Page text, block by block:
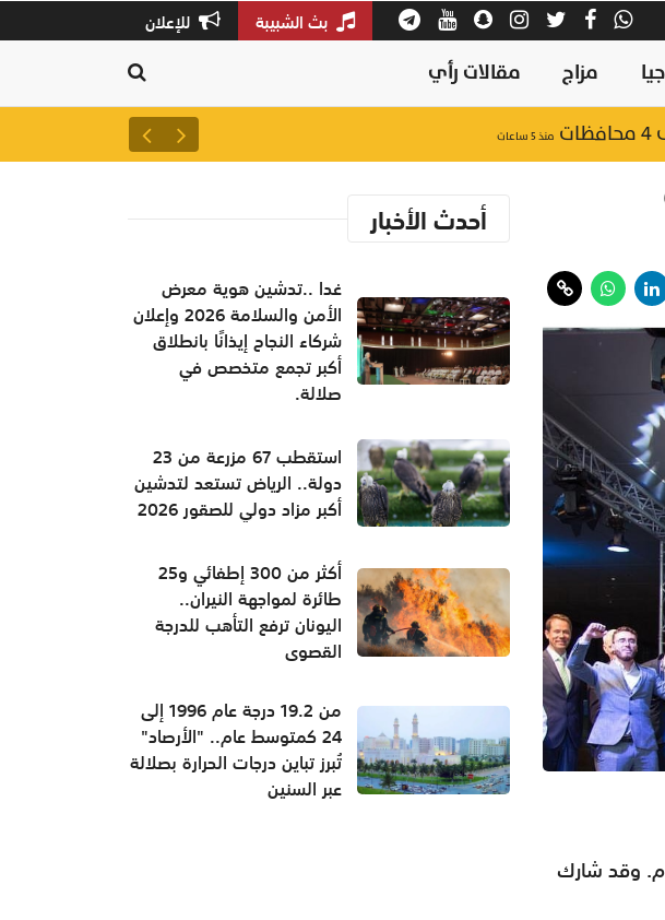
بث الشبيبة للإعلان
مزاج مقالات رأي
منذ ٥ ساعات
وقد شارك
أحدث الأخبار
غدا ..تدشين هوية معرض
الأمن والسلامة 2026 وإعلان
شركاء النجاح إيذانًا بانطلاق
أكبر تجمع متخصص في
صلالة.
استقطب 67 مزرعة من 23
دولة.. الرياض تستعد لتدشين
أكبر مزاد دولي للصقور 2026
أكثر من 300 إطفائي و25
طائرة لمواجهة النيران..
اليونان ترفع التأهب للدرجة
القصوى
من 19.2 درجة عام 1996 إلى
24 كمتوسط عام.. "الأرصاد"
تُبرز تباين درجات الحرارة بصلالة
عبر السنين